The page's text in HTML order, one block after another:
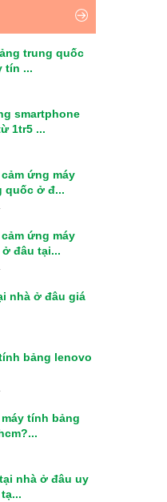
trung quốc
tín ...
smartphone
1tr5 ...
ứng máy
quốc ở đ...
ứng máy
đâu tại...
nhà ở đâu giá
bảng lenovo
tính bảng
nhà ở đâu uy